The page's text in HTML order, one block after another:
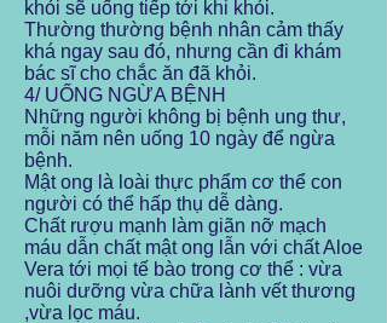
khỏi sẽ uống tiếp tới khi khỏi.
Thường thường bệnh nhân cảm thấy
khá ngay sau đó, nhưng cần đi khám
bác sĩ cho chắc ăn đã khỏi.
4/ UỐNG NGỪA BỆNH
Những người không bị bệnh ung thư,
mỗi năm nên uống 10 ngày để ngừa
bệnh.
Mật ong là loài thực phẩm cơ thể con
người có thể hấp thụ dễ dàng.
Chất rượu mạnh làm giãn nỡ mạch
máu dẫn chất mật ong lẫn với chất Aloe
Vera tới mọi tế bào trong cơ thể : vừa
nuôi dưỡng vừa chữa lành vết thương
,vừa lọc máu.